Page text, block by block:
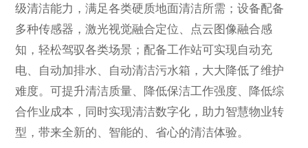
级清洁能力，满足各类硬质地面清洁所需；设备配备
多种传感器，激光视觉融合定位、点云图像融合感
知，轻松驾驭各类场景；配备工作站可实现自动充
电、自动加排水、自动清洁污水箱，大大降低了维护
难度。可提升清洁质量、降低保洁工作强度、降低综
合作业成本，同时实现清洁数字化，助力智慧物业转
型，带来全新的、智能的、省心的清洁体验。